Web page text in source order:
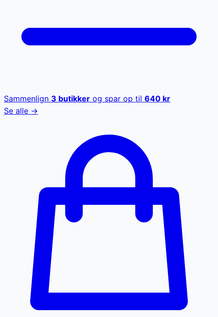
Sammenlign 3 butikker og spar op til 640 kr
Se alle →